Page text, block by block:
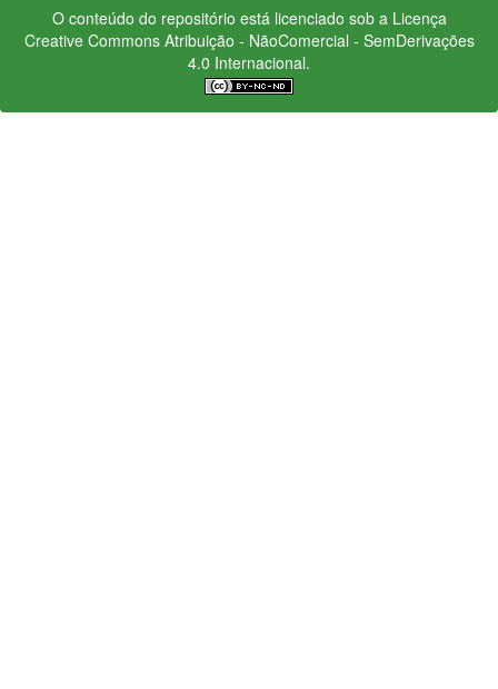
O conteúdo do repositório está licenciado sob a Licença
Creative CommonsAtribuição - NãoComercial - SemDerivações
4.0 Internacional.